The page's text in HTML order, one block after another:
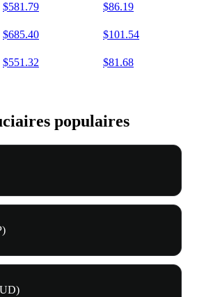
$581.79 $86.19
$685.40 $101.54
$551.32 $81.68
populaires